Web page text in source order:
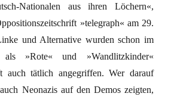
Nationalen aus ihren Löchern«,
»telegraph« am 29.
und Alternative wurden schon im
»Rote« und »Wandlitzkinder«
auch tätlich angegriffen. Wer darauf
Neonazis auf den Demos zeigten,